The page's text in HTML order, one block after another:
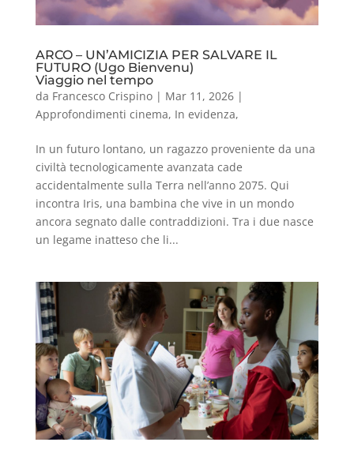
ARCO – UN’AMICIZIA PER SALVARE IL
FUTURO (Ugo Bienvenu)
Viaggio nel tempo
da Francesco Crispino| Mar 11, 2026|
Approfondimenti cinema, In evidenza,
In un futuro lontano, un ragazzo proveniente da una
civiltà tecnologicamente avanzata cade
accidentalmente sulla Terra nell’anno 2075. Qui
incontra Iris, una bambina che vive in un mondo
ancora segnato dalle contraddizioni. Tra i due nasce
un legame inatteso che li...